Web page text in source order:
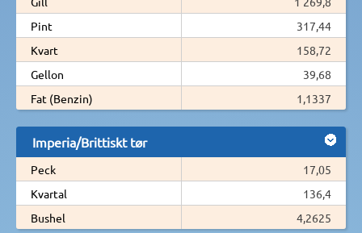
Pint
317,44
Kvart
158,72
Gellon
39,68
Fat (Benzin)
1,1337
Imperia/Brittiskt tør
Peck
17,05
Kvartal
136,4
Bushel
4,2625